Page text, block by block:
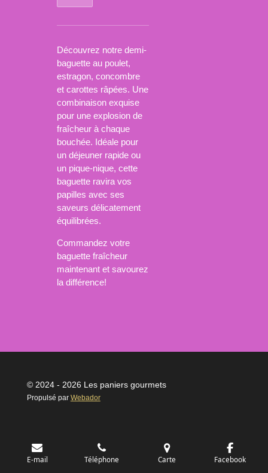
Découvrez notre demi-
baguette au poulet,
estragon, concombre
et carottes râpées. Une
combinaison exquise
pour une explosion de
fraîcheur à chaque
bouchée. Idéale pour
un déjeuner rapide ou
un pique-nique, cette
baguette ravira vos
papilles avec ses
saveurs délicatement
équilibrées.
Commandez votre
baguette fraîcheur
maintenant et savourez
la différence!
© 2024 - 2026 Les paniers gourmets
Propulsé par Webador
E-mail Téléphone Carte Facebook